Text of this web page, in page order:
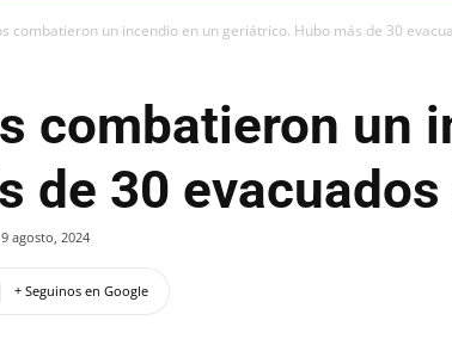
combatieron un incendio en un geriátrico. Hubo más de 30
combatieron un
de 30
9 agosto, 2024
+ Seguinos en Google